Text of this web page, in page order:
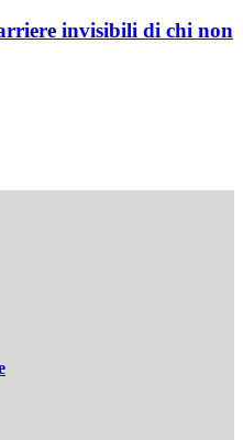
invisibili di chi non